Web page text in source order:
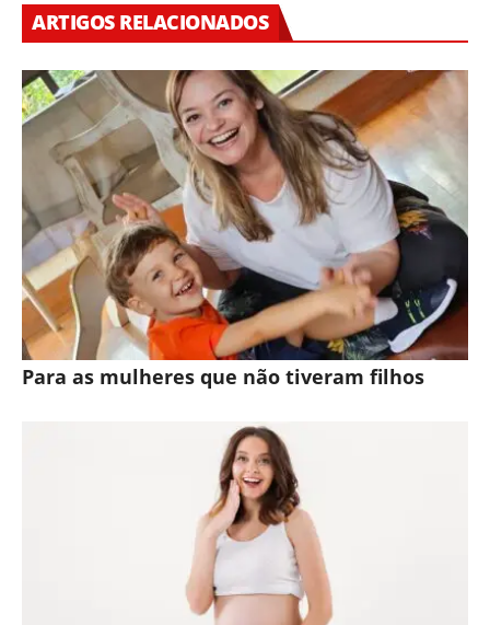
ARTIGOS RELACIONADOS
Para as mulheres que não tiveram filhos